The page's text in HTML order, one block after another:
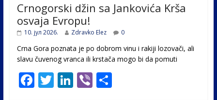
Crnogorski džin sa Jankovića Krša
osvaja Evropu!
10. јул 2026. Zdravko Elez 0
Crna Gora poznata je po dobrom vinu i rakiji lozovači, ali
slavu čuvenog vranca ili krstača mogo bi da pomuti
F T Li Vi S